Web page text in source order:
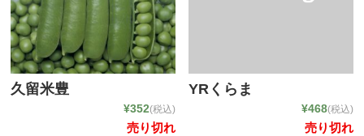
お店のご紹介
商品一覧
チェーンポット播種サービス
取り扱い商品・メーカー
久留米豊
¥352(税込)
売り切れ
YRくらま
¥468(税込)
売り切れ